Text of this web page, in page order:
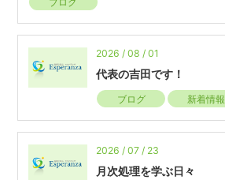
2026 / 08 / 01
代表の吉田です！
ブログ 新着情報
2026 / 07 / 23
月次処理を学ぶ日々